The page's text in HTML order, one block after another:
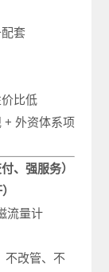
套
比低
+ 外资体系项
、强服务）
流量计
不改管、不